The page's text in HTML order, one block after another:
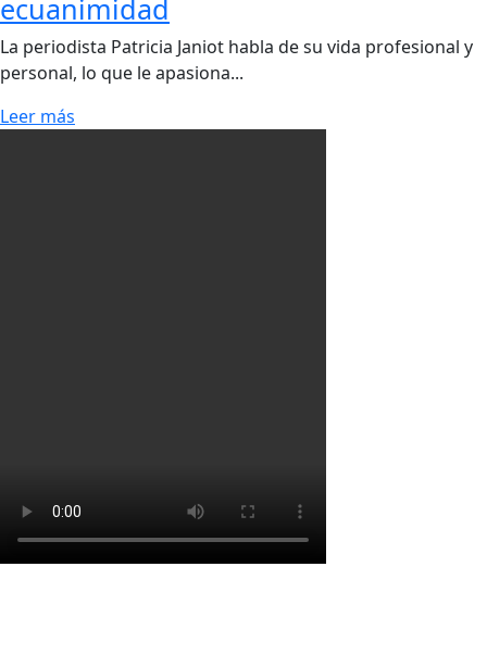
ecuanimidad
La periodista Patricia Janiot habla de su vida profesional y
personal, lo que le apasiona...
Leer más